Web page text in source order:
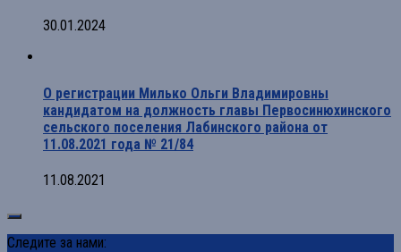
30.01.2024
О регистрации Милько Ольги Владимировны
кандидатом на должность главы Первосинюхинского
сельского поселения Лабинского района от
11.08.2021 года № 21/84
11.08.2021
Следите за нами: